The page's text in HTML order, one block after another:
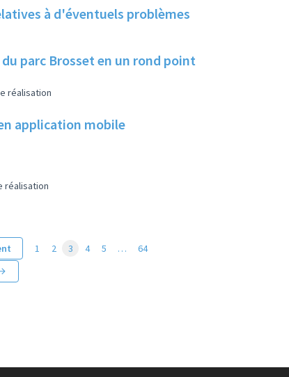
à d'éventuels problèmes
parc Brosset en un rond point
réalisation
application mobile
réalisation
1 2 3 4 5 …
64